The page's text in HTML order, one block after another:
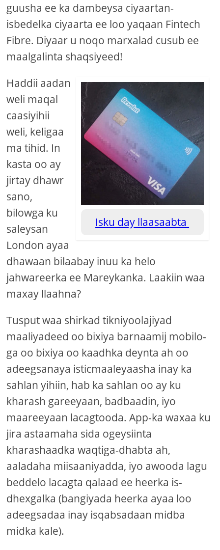
guusha ee ka dambeysa ciyaartan-
isbedelka ciyaarta ee loo yaqaan Fintech
Fibre. Diyaar u noqo marxalad cusub ee
maalgalinta shaqsiyeed!
Isku day llaasaabta
Haddii aadan
weli maqal
caasiyihii
weli, keligaa
ma tihid. In
kasta oo ay
jirtay dhawr
sano,
bilowga ku
saleysan
London ayaa
dhawaan bilaabay inuu ka helo
jahwareerka ee Mareykanka. Laakiin waa
maxay llaahna?
Tusput waa shirkad tikniyoolajiyad
maaliyadeed oo bixiya barnaamij mobilo-
ga oo bixiya oo kaadhka deynta ah oo
adeegsanaya isticmaaleyaasha inay ka
sahlan yihiin, hab ka sahlan oo ay ku
kharash gareeyaan, badbaadin, iyo
maareeyaan lacagtooda. App-ka waxaa ku
jira astaamaha sida ogeysiinta
kharashaadka waqtiga-dhabta ah,
aaladaha miisaaniyadda, iyo awooda lagu
beddelo lacagta qalaad ee heerka is-
dhexgalka (bangiyada heerka ayaa loo
adeegsadaa inay isqabsadaan midba
midka kale).